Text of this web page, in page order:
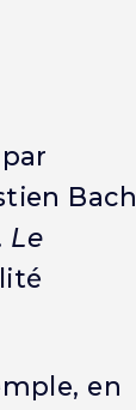
Bach
Le
en